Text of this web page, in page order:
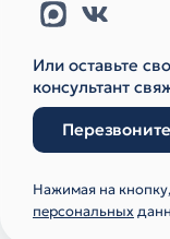
Или оставьте
консультант
Нажимая на
персональных